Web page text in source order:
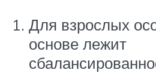
Для взрослых
основе лежит